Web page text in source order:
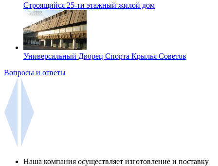
Строящийся 25-ти этажный жилой дом
Универсальный Дворец Спорта Крылья Советов
Вопросы и ответы
Наша компания осуществляет изготовление и поставку